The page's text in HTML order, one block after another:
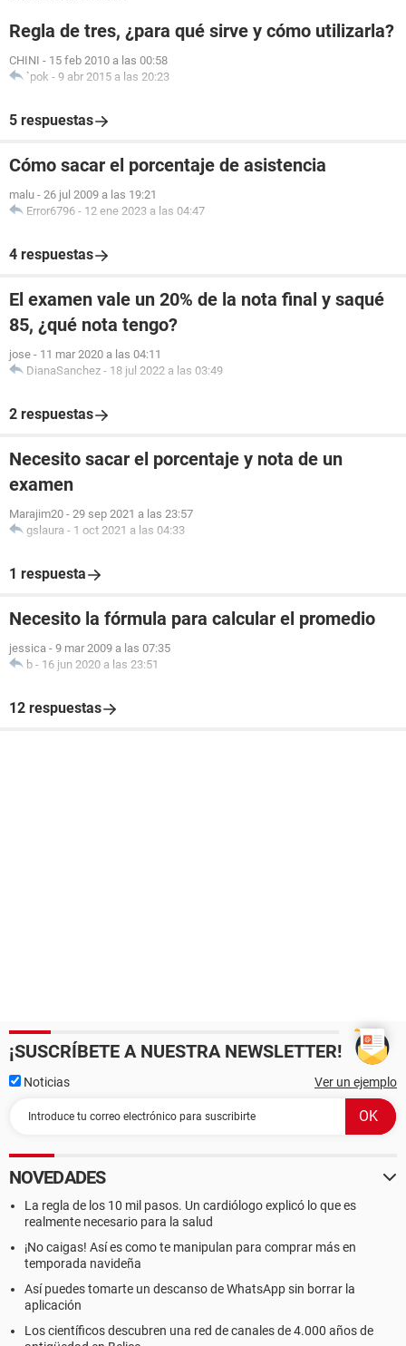
Regla de tres, ¿para qué sirve y cómo utilizarla?
CHINI - 15 feb 2010 a las 00:58
`pok - 9 abr 2015 a las 20:23
5 respuestas
Cómo sacar el porcentaje de asistencia
malu - 26 jul 2009 a las 19:21
Error6796 - 12 ene 2023 a las 04:47
4 respuestas
El examen vale un 20% de la nota final y saqué
85, ¿qué nota tengo?
jose - 11 mar 2020 a las 04:11
DianaSanchez - 18 jul 2022 a las 03:49
2 respuestas
Necesito sacar el porcentaje y nota de un
examen
Marajim20 - 29 sep 2021 a las 23:57
gslaura - 1 oct 2021 a las 04:33
1 respuesta
Necesito la fórmula para calcular el promedio
jessica - 9 mar 2009 a las 07:35
b - 16 jun 2020 a las 23:51
12 respuestas
¡SUSCRÍBETE A NUESTRA NEWSLETTER!
Noticias Ver un ejemplo
NOVEDADES
La regla de los 10 mil pasos. Un cardiólogo explicó lo que es
realmente necesario para la salud
¡No caigas! Así es como te manipulan para comprar más en
temporada navideña
Así puedes tomarte un descanso de WhatsApp sin borrar la
aplicación
Los científicos descubren una red de canales de 4.000 años de